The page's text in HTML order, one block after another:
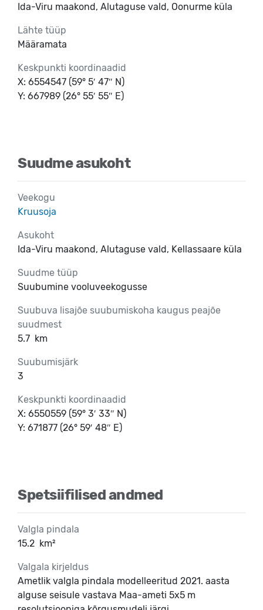
Ida-Viru maakond, Alutaguse vald, Oonurme küla
Lähte tüüp
Määramata
Keskpunkti koordinaadid
X: 6554547 (59° 5′ 47″ N)
Y: 667989 (26° 55′ 55″ E)
Suudme asukoht
Veekogu
Kruusoja
Asukoht
Ida-Viru maakond, Alutaguse vald, Kellassaare küla
Suudme tüüp
Suubumine vooluveekogusse
Suubuva lisajõe suubumiskoha kaugus peajõe
suudmest
5.7 km
Suubumisjärk
3
Keskpunkti koordinaadid
X: 6550559 (59° 3′ 33″ N)
Y: 671877 (26° 59′ 48″ E)
Spetsiifilised andmed
Valgla pindala
15.2 km²
Valgala kirjeldus
Ametlik valgla pindala modelleeritud 2021. aasta
alguse seisule vastava Maa-ameti 5x5 m